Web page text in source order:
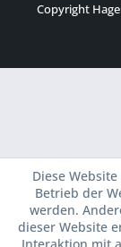
Copyright
Diese
Betrieb der
werden.
dieser Website